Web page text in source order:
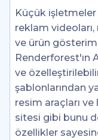
Küçük
reklam
ve ürün
Renderforest'ın
ve
şablonlarından
resim araçları
sitesi gibi bunu
özellikler